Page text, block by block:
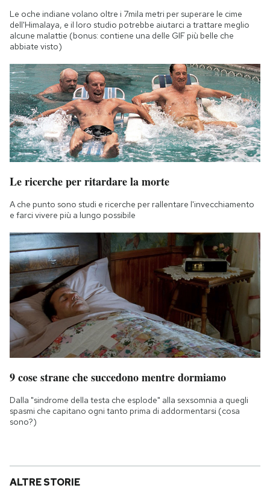
Le oche indiane volano oltre i 7mila metri per superare le cime
dell'Himalaya, e il loro studio potrebbe aiutarci a trattare meglio
alcune malattie (bonus: contiene una delle GIF più belle che
abbiate visto)
Le ricerche per ritardare la morte
A che punto sono studi e ricerche per rallentare l'invecchiamento
e farci vivere più a lungo possibile
9 cose strane che succedono mentre dormiamo
Dalla "sindrome della testa che esplode" alla sexsomnia a quegli
spasmi che capitano ogni tanto prima di addormentarsi (cosa
sono?)
ALTRE STORIE